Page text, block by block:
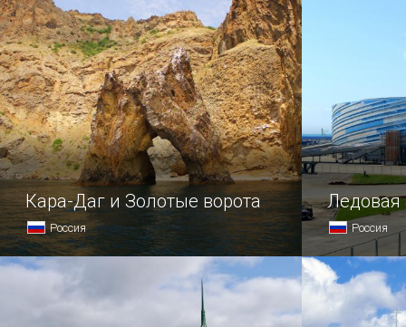
Кара-Даг и Золотые ворота
Россия
Кара-Даг — потухший вулкан
на востоке Крыма, самой высокой
Ледовая
Россия
В 2013